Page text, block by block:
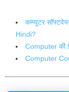
कम्प्यूटर
Hindi?
Computer की
Computer